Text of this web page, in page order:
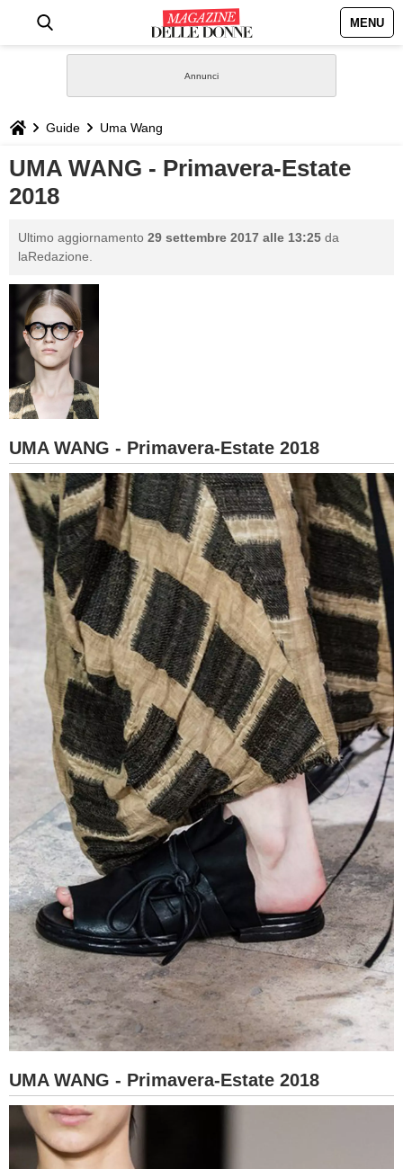
MENU
STILE
BIOGRAFIE
DEFINIZIONI
GASTRONOMIA
CAPELLI
SESSO
DIETA
GUIDE
FORUM
Guide Uma Wang
UMA WANG - Primavera-Estate
2018
Ultimo aggiornamento 29 settembre 2017 alle 13:25 da
laRedazione.
UMA WANG - Primavera-Estate 2018
UMA WANG - Primavera-Estate 2018